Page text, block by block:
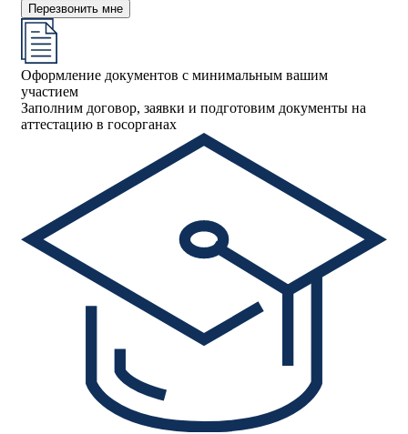
Перезвонить мне
Оформление документов с минимальным вашим
участием
Заполним договор, заявки и подготовим документы на
аттестацию в госорганах